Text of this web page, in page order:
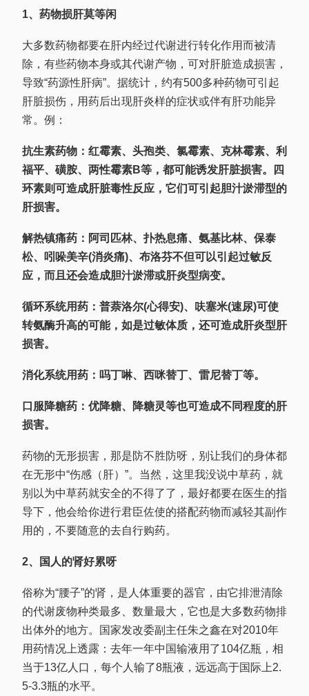
1、药物损肝莫等闲
大多数药物都要在肝内经过代谢进行转化作用而被清
除，有些药物本身或其代谢产物，可对肝脏造成损害，
导致“药源性肝病”。据统计，约有500多种药物可引起
肝脏损伤，用药后出现肝炎样的症状或伴有肝功能异
常。例：
抗生素药物：红霉素、头孢类、氯霉素、克林霉素、利
福平、磺胺、两性霉素B等，都可能诱发肝脏损害。四
环素则可造成肝脏毒性反应，它们可引起胆汁淤滞型的
肝损害。
解热镇痛药：阿司匹林、扑热息痛、氨基比林、保泰
松、吲哚美辛(消炎痛)、布洛芬不但可以引起过敏反
应，而且还会造成胆汁淤滞或肝炎型病变。
循环系统用药：普萘洛尔(心得安)、呋塞米(速尿)可使
转氨酶升高的可能，如是过敏体质，还可造成肝炎型肝
损害。
消化系统用药：吗丁啉、西咪替丁、雷尼替丁等。
口服降糖药：优降糖、降糖灵等也可造成不同程度的肝
损害。
药物的无形损害，那是防不胜防呀，别让我们的身体都
在无形中“伤感（肝）”。当然，这里我没说中草药，就
别以为中草药就安全的不得了了，最好都要在医生的指
导下，他会给你进行君臣佐使的搭配药物而减轻其副作
用的，不要随意的去自行购药。
2、国人的肾好累呀
俗称为“腰子”的肾，是人体重要的器官，由它排泄清除
的代谢废物种类最多、数量最大，它也是大多数药物排
出体外的地方。国家发改委副主任朱之鑫在对2010年
用药情况上透露：去年一年中国输液用了104亿瓶，相
当于13亿人口，每个人输了8瓶液，远远高于国际上2.
5-3.3瓶的水平。